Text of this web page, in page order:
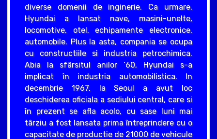
diverse domenii de inginerie. Ca urmare,
Hyundai a lansat nave, masini-unelte,
locomotive, otel, echipamente electronice,
automobile. Plus la asta, compania se ocupa
cu constructiile si industria petrochimica.
Abia la sfârsitul anilor ’60, Hyundai s-a
implicat în industria automobilistica. In
decembrie 1967, la Seoul a avut loc
deschiderea oficiala a sediului central, care si
în prezent se afla acolo, cu sase luni mai
târziu a fost lansata prima întreprindere cu o
capacitate de productie de 21000 de vehicule